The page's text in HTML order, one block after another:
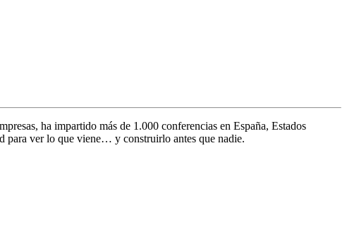
ha impartido más de 1.000 conferencias en España, Estados
para ver lo que viene… y construirlo antes que nadie.